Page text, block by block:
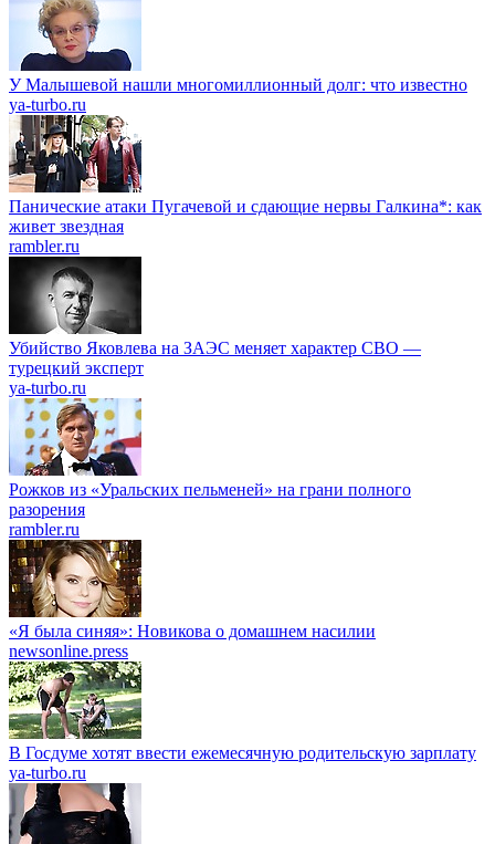
У Малышевой нашли многомиллионный долг: что известно
ya-turbo.ru
Панические атаки Пугачевой и сдающие нервы Галкина*: как
живет звездная
rambler.ru
Убийство Яковлева на ЗАЭС меняет характер СВО —
турецкий эксперт
ya-turbo.ru
Рожков из «Уральских пельменей» на грани полного
разорения
rambler.ru
«Я была синяя»: Новикова о домашнем насилии
newsonline.press
В Госдуме хотят ввести ежемесячную родительскую зарплату
ya-turbo.ru